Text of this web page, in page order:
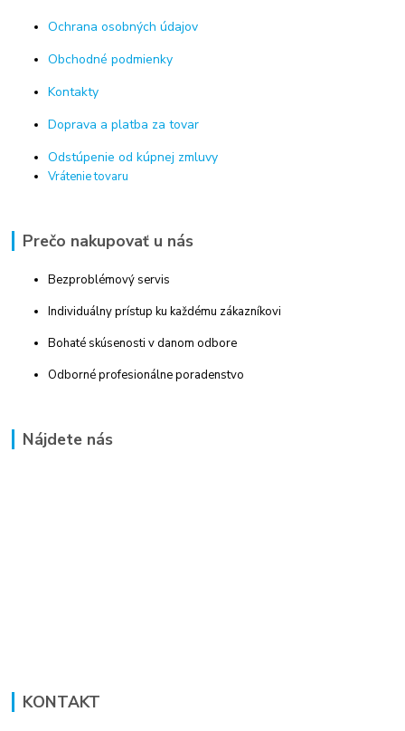
Ochrana osobných údajov
Obchodné podmienky
Kontakty
Doprava a platba za tovar
Odstúpenie od kúpnej zmluvy
Vrátenie tovaru
Prečo nakupovať u nás
Bezproblémový servis
Individuálny prístup ku každému zákazníkovi
Bohaté skúsenosti v danom odbore
Odborné profesionálne poradenstvo
Nájdete nás
KONTAKT